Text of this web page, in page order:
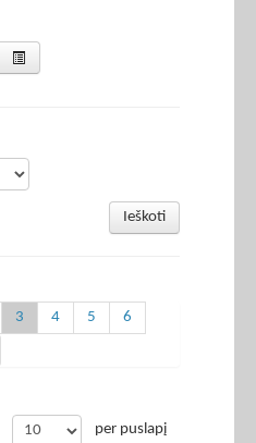
Ieškoti
3 4 5
6
per puslapį